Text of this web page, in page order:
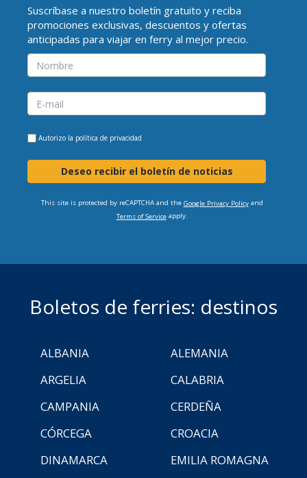
Suscríbase a nuestro boletín gratuito y reciba
promociones exclusivas, descuentos y ofertas
anticipadas para viajar en ferry al mejor precio.
Autorizo la política de privacidad
Deseo recibir el boletín de noticias
This site is protected by reCAPTCHA and the Google Privacy Policyand
Terms of Serviceapply.
Boletos de ferries: destinos
ALBANIA
ALEMANIA
ARGELIA
CALABRIA
CAMPANIA
CERDEÑA
CÓRCEGA
CROACIA
DINAMARCA
EMILIA ROMAGNA